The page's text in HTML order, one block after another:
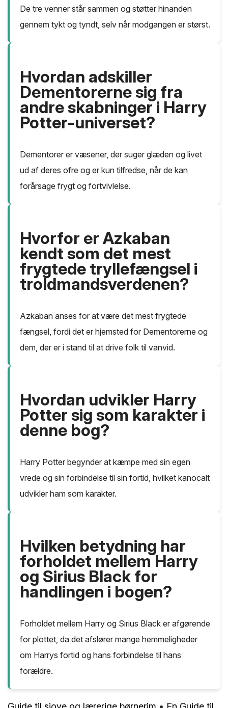
De tre venner står sammen og støtter hinanden
gennem tykt og tyndt, selv når modgangen er størst.
Hvordan adskiller
Dementorerne sig fra
andre skabninger i Harry
Potter-universet?
Dementorer er væsener, der suger glæden og livet
ud af deres ofre og er kun tilfredse, når de kan
forårsage frygt og fortvivlelse.
Hvorfor er Azkaban
kendt som det mest
frygtede tryllefængsel i
troldmandsverdenen?
Azkaban anses for at være det mest frygtede
fængsel, fordi det er hjemsted for Dementorerne og
dem, der er i stand til at drive folk til vanvid.
Hvordan udvikler Harry
Potter sig som karakter i
denne bog?
Harry Potter begynder at kæmpe med sin egen
vrede og sin forbindelse til sin fortid, hvilket kanocalt
udvikler ham som karakter.
Hvilken betydning har
forholdet mellem Harry
og Sirius Black for
handlingen i bogen?
Forholdet mellem Harry og Sirius Black er afgørende
for plottet, da det afslører mange hemmeligheder
om Harrys fortid og hans forbindelse til hans
forældre.